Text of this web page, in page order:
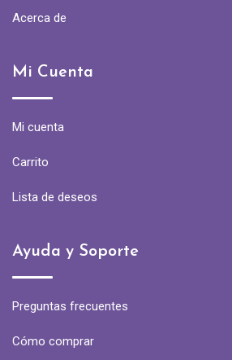
Acerca de
Mi Cuenta
Mi cuenta
Carrito
Lista de deseos
Ayuda y Soporte
Preguntas frecuentes
Cómo comprar